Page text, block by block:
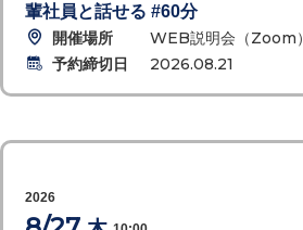
輩社員と話せる #60分
開催場所
WEB説明会（Zoom）
予約締切日
2026.08.21
2026